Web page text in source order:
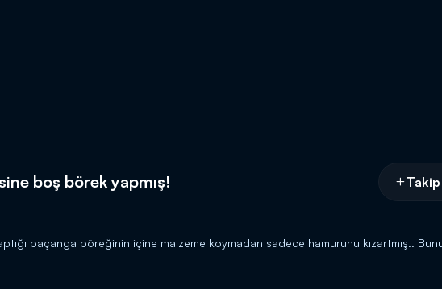
boş börek yapmış!
paçanga böreğinin içine malzeme koymadan sadece hamurunu kızartmış..